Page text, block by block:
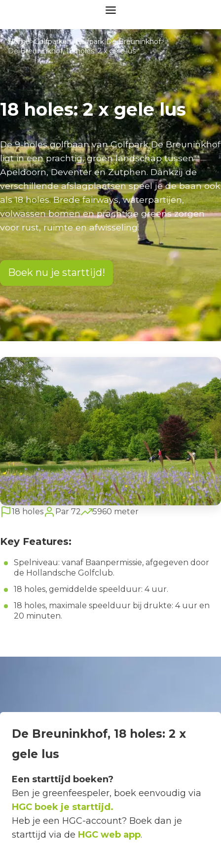
Home>Golfparken>Golfpark De Breuninkhof>
De Breuninkhof, 18 holes: 2 x gele lus
18 holes: 2 x gele lus
De 9-holes golfbaan van Golfpark De Breuninkhof
ligt in een prachtig, groen landschap tussen
Apeldoorn, Deventer en Zutphen. Dankzij de
verschillende afslagplaatsen speel je de baan ook
als 18 holes. Brede fairways, waterpartijen,
volwassen bomen en prachtige greens zorgen
voor rust, ruimte en afwisseling.
Boek nu je starttijd!
18 holes Par 72 5960 meter
Key Features:
Spelniveau: vanaf Baanpermissie, afgegeven door
de Hollandsche Golfclub.
18 holes, gemiddelde speelduur: 4 uur.
18 holes, maximale speelduur bij drukte: 4 uur en
20 minuten.
De Breuninkhof, 18 holes: 2 x
gele lus
Een starttijd boeken?
Ben je greenfeespeler, boek eenvoudig via
HGC boek je starttijd.
Heb je een HGC-account? Boek dan je
starttijd via de HGC web app.